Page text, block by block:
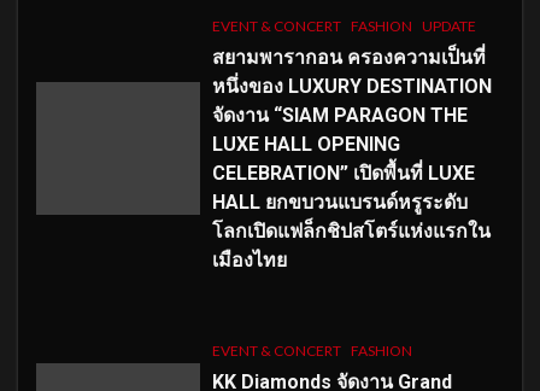
EVENT & CONCERT FASHION UPDATE
สยามพารากอน ครองความเป็นที่
หนึ่งของ LUXURY DESTINATION
จัดงาน “SIAM PARAGON THE
LUXE HALL OPENING
CELEBRATION” เปิดพื้นที่ LUXE
HALL ยกขบวนแบรนด์หรูระดับ
โลกเปิดแฟล็กชิปสโตร์แห่งแรกใน
เมืองไทย
EVENT & CONCERT FASHION
KK Diamonds จัดงาน Grand